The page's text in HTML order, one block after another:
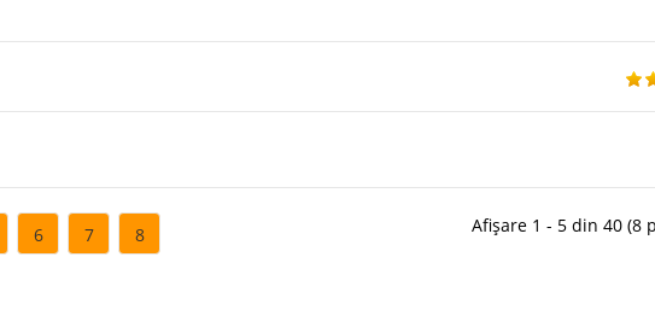
6 7 8 Afișare 1 - 5 din 40 (8